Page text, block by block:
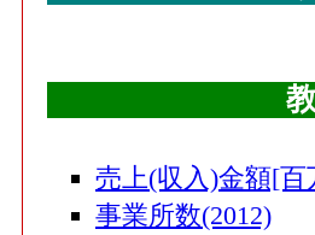
売上(収入)金額[百
事業所数(2012)